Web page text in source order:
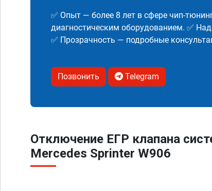
✅ Опыт — более 8 лет в сфере чип-
диагностическим оборудованием. ✅
✅ Прозрачность — подробные
Позвонить Telegram
Отключение ЕГР клапана
Mercedes Sprinter W906